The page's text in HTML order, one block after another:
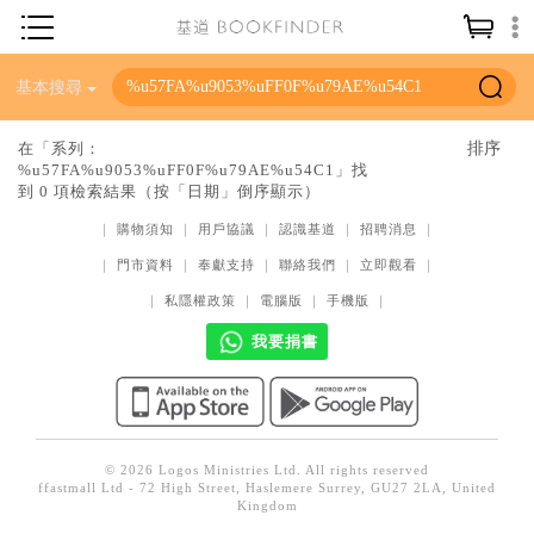
神學／教義
聖經
教會歷史
靈修／禱告
教會事工
分齡牧養
社會／倫理
基本搜尋
在「系列：
%u57FA%u9053%uFF0F%u79AE%u54C1」找
到 0 項檢索結果（按「日期」倒序顯示）
｜ 購物須知 ｜ 用戶協議 ｜ 認識基道 ｜ 招聘消息 ｜
｜ 門市資料 ｜ 奉獻支持 ｜ 聯絡我們 ｜ 立即觀看 ｜
｜ 私隱權政策 ｜ 電腦版 ｜ 手機版 ｜
我要捐書
© 2026 Logos Ministries Ltd. All rights reserved
ffastmall Ltd - 72 High Street, Haslemere Surrey, GU27 2LA, United
Kingdom